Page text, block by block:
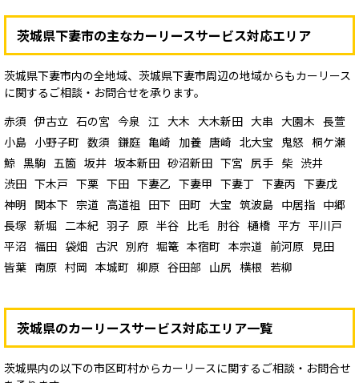
茨城県下妻市の主なカーリースサービス対応エリア
茨城県下妻市内の全地域、茨城県下妻市周辺の地域からもカーリース
に関するご相談・お問合せを承ります。
赤須 伊古立 石の宮 今泉 江 大木 大木新田 大串 大園木 長萱
小島 小野子町 数須 鎌庭 亀崎 加養 唐崎 北大宝 鬼怒 桐ケ瀬
鯨 黒駒 五箇 坂井 坂本新田 砂沼新田 下宮 尻手 柴 渋井
渋田 下木戸 下栗 下田 下妻乙 下妻甲 下妻丁 下妻丙 下妻戊
神明 関本下 宗道 高道祖 田下 田町 大宝 筑波島 中居指 中郷
長塚 新堀 二本紀 羽子 原 半谷 比毛 肘谷 樋橋 平方 平川戸
平沼 福田 袋畑 古沢 別府 堀篭 本宿町 本宗道 前河原 見田
皆葉 南原 村岡 本城町 柳原 谷田部 山尻 横根 若柳
茨城県のカーリースサービス対応エリア一覧
茨城県内の以下の市区町村からカーリースに関するご相談・お問合せ